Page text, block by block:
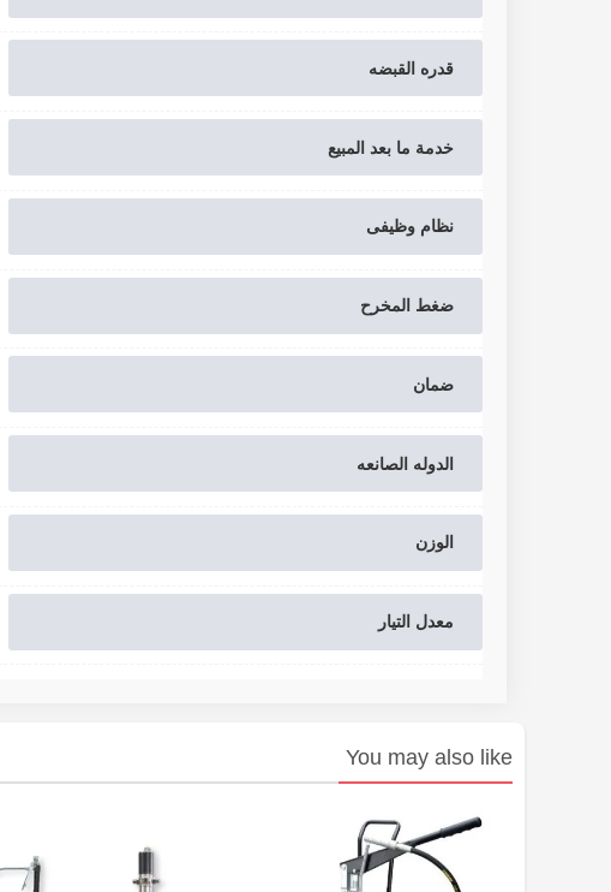
قدره القبضه
خدمة ما بعد المبيع
نظام وظیفی
ضغط المخرح
ضمان
الدوله الصانعه
الوزن
معدل التیار
You may also like